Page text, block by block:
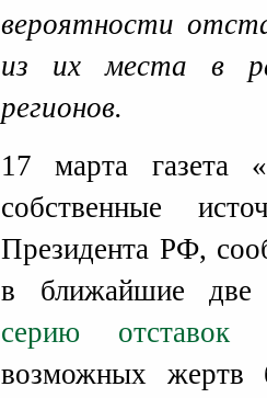
вероятности
из их места в
регионов.
17 марта газета
собственные
Президента РФ,
в ближайшие две
серию отставок
возможных жертв